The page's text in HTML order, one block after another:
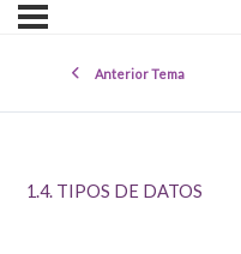
Anterior Tema
1.4. TIPOS DE DATOS